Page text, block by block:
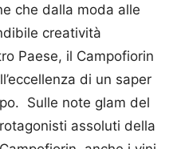
che dalla moda alle
creatività
Paese, il Campofiorin
di un saper
Sulle note glam del
assoluti della